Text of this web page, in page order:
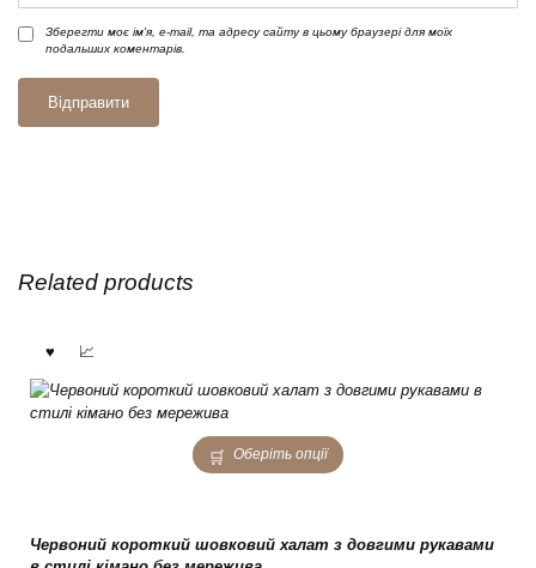
Зберегти моє ім'я, e-mail, та адресу сайту в цьому браузері для моїх
подальших коментарів.
Related products
Оберіть опції
This
product
variants.
Червоний короткий шовковий халат з довгими рукавами